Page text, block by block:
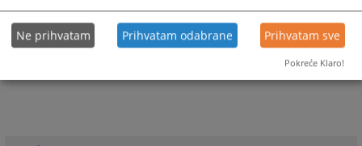
Ne prihvatam Prihvatam odabrane Prihvatam sve
Pokreće Klaro!